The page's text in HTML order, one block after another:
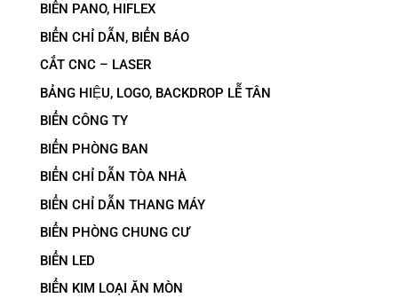
BIỂN PANO, HIFLEX
BIỂN CHỈ DẪN, BIỂN BÁO
CẮT CNC – LASER
BẢNG HIỆU, LOGO, BACKDROP LỄ TÂN
BIỂN CÔNG TY
BIỂN PHÒNG BAN
BIỂN CHỈ DẪN TÒA NHÀ
BIỂN CHỈ DẪN THANG MÁY
BIỂN PHÒNG CHUNG CƯ
BIỂN LED
BIỂN KIM LOẠI ĂN MÒN